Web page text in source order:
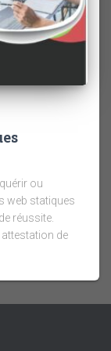
ou
web statiques
réussite.
attestation de